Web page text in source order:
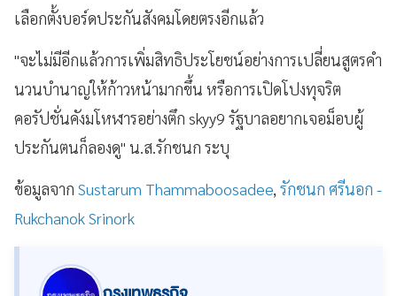
เลือกตั้งบอร์ดประกันสังคมโดยตรงอีกแล้ว
"จะไม่มีอีกแล้วการเพิ่มสิทธิประโยชน์อย่างการเปลี่ยนสูตรคำ
นวนบำนาญให้ก้าวหน้ามากขึ้น หรือการเปิดโปงทุจริต
คอรัปชั่นคังมโหฬารอย่างตึก skyy9 รัฐบาลอยากเจอม็อบผู้
ประกันตนก็ลองดู" น.ส.รักชนก ระบุ
ข้อมูลจาก Sustarum Thammaboosadee, รักชนก ศรีนอก -
Rukchanok Srinork